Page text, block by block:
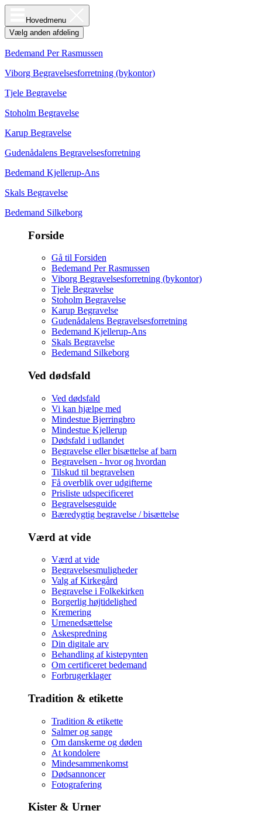
Hovedmenu
Vælg anden afdeling
Bedemand Per Rasmussen
Viborg Begravelsesforretning (bykontor)
Tjele Begravelse
Stoholm Begravelse
Karup Begravelse
Gudenådalens Begravelsesforretning
Bedemand Kjellerup-Ans
Skals Begravelse
Bedemand Silkeborg
Forside
Gå til Forsiden
Bedemand Per Rasmussen
Viborg Begravelsesforretning (bykontor)
Tjele Begravelse
Stoholm Begravelse
Karup Begravelse
Gudenådalens Begravelsesforretning
Bedemand Kjellerup-Ans
Skals Begravelse
Bedemand Silkeborg
Ved dødsfald
Ved dødsfald
Vi kan hjælpe med
Mindestue Bjerringbro
Mindestue Kjellerup
Dødsfald i udlandet
Begravelse eller bisættelse af barn
Begravelsen - hvor og hvordan
Tilskud til begravelsen
Få overblik over udgifterne
Prisliste udspecificeret
Begravelsesguide
Bæredygtig begravelse / bisættelse
Værd at vide
Værd at vide
Begravelsesmuligheder
Valg af Kirkegård
Begravelse i Folkekirken
Borgerlig højtidelighed
Kremering
Urnenedsættelse
Askespredning
Din digitale arv
Behandling af kistepynten
Om certificeret bedemand
Forbrugerklager
Tradition & etikette
Tradition & etikette
Salmer og sange
Om danskerne og døden
At kondolere
Mindesammenkomst
Dødsannoncer
Fotografering
Kister & Urner